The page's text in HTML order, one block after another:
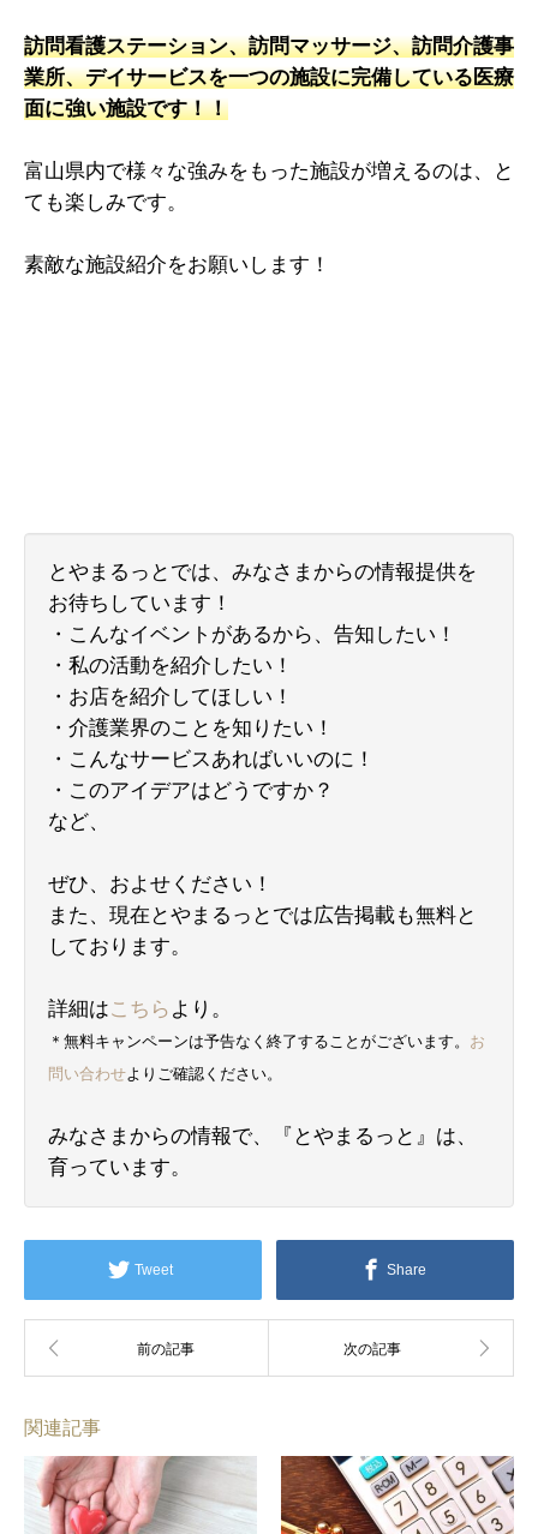
訪問看護ステーション、訪問マッサージ、訪問介護事
業所、デイサービスを一つの施設に完備している医療
面に強い施設です！！
富山県内で様々な強みをもった施設が増えるのは、と
ても楽しみです。
素敵な施設紹介をお願いします！
とやまるっとでは、みなさまからの情報提供を
お待ちしています！
・こんなイベントがあるから、告知したい！
・私の活動を紹介したい！
・お店を紹介してほしい！
・介護業界のことを知りたい！
・こんなサービスあればいいのに！
・このアイデアはどうですか？
など、
ぜひ、およせください！
また、現在とやまるっとでは広告掲載も無料と
しております。
詳細はこちら より。
＊無料キャンペーンは予告なく終了することがございます。 お
問い合わせよりご確認ください。
みなさまからの情報で、『とやまるっと』は、
育っています。
Tweet Share
関連記事